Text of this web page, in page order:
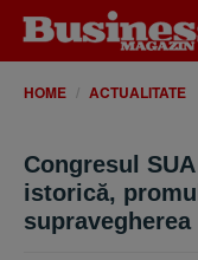
HOME ACTUALITATE
Congresul
istorică,